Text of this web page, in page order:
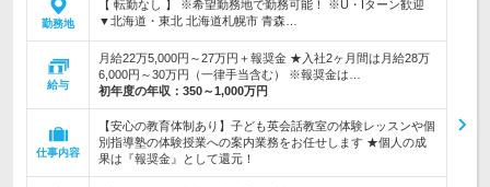
勤務地
【 転勤なし 】 ※希望勤務地で勤務可能！ ※U・Iターン歓迎
▼北海道・東北 北海道札幌市 青森…
給与
月給22万5,000円～27万円＋報奨金 ★入社2ヶ月間は月給28万
6,000円～30万円（一律手当含む） ※報奨金は…
初年度の年収： 350～1,000万円
仕事内容
【安心の教育体制あり】子ども英会話教室の体験レッスンや個
別指導塾の体験授業への案内業務をお任せします ★個人の成
果は『報奨金』として還元！